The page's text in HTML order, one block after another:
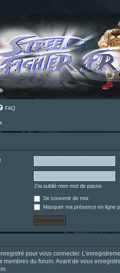
FAQ
J’ai oublié mon mot de passe
Se souvenir de moi
Masquer ma présence en ligne
pour vous connecter.
membres du forum. Avant de vous